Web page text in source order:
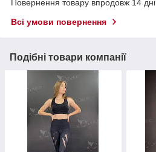
Повернення товару впродовж 14
Всі умови повернення
Подібні товари компанії